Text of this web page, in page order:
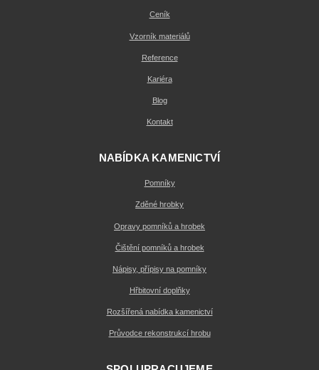
Ceník
Vzorník materiálů
Reference
Kariéra
Blog
Kontakt
NABÍDKA KAMENICTVÍ
Pomníky
Zděné hrobky
Opravy pomníků a hrobek
Čištění pomníků a hrobek
Nápisy, přípisy na pomníky
Hřbitovní doplňky
Rozšířená nabídka kamenictví
Průvodce rekonstrukcí hrobu